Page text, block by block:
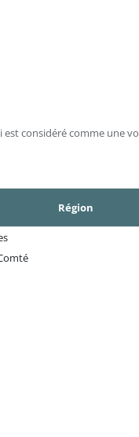
est considéré comme une
Région